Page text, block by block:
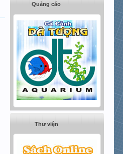
Quảng cáo
Thư viện